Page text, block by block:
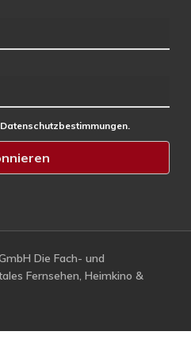
Die Fach- und
Fernsehen, Heimkino &